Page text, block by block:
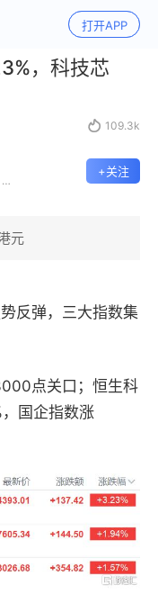
打开APP
，科技芯
 109.3k
+关注
元
反弹，三大指数集
点关口；恒生科
国企指数涨